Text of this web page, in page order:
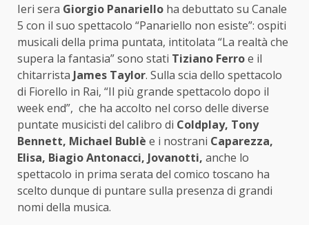
Ieri sera Giorgio Panariello ha debuttato su Canale
5 con il suo spettacolo “Panariello non esiste”: ospiti
musicali della prima puntata, intitolata “La realtà che
supera la fantasia” sono stati Tiziano Ferroe il
chitarrista James Taylor. Sulla scia dello spettacolo
di Fiorello in Rai, “Il più grande spettacolo dopo il
week end”, che ha accolto nel corso delle diverse
puntate musicisti del calibro di Coldplay, Tony
Bennett, Michael Bublè e i nostrani Caparezza,
Elisa, Biagio Antonacci, Jovanotti, anche lo
spettacolo in prima serata del comico toscano ha
scelto dunque di puntare sulla presenza di grandi
nomi della musica.